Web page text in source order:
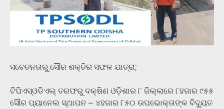
ସଚେତନତାରୁ ସୌର ଶକ୍ତିର ସଫଳ ଯାତ୍ରା;
ଟିପିଏସ୍ଓଡିଏଲ୍ ତରଫରୁ ଦକ୍ଷିଣ ଓଡ଼ିଶାର ୮ ଜିଲ୍ଲାରେ ୮ହଜାର ୯୫୫
ସୌର ପ୍ୟାନେଲ ସ୍ଥାପନ – ୪ହଜାର ୮୫୦ ଉପଭୋକ୍ତାଙ୍କ ବିଦ୍ୟୁତ